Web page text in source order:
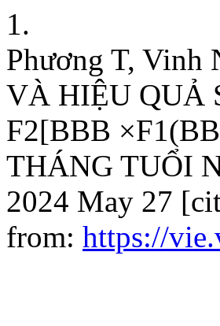
1.
Phương T,
VÀ HIỆU QUẢ
F2[BBB
THÁNG TUỔI
2024 May 27
from: https://